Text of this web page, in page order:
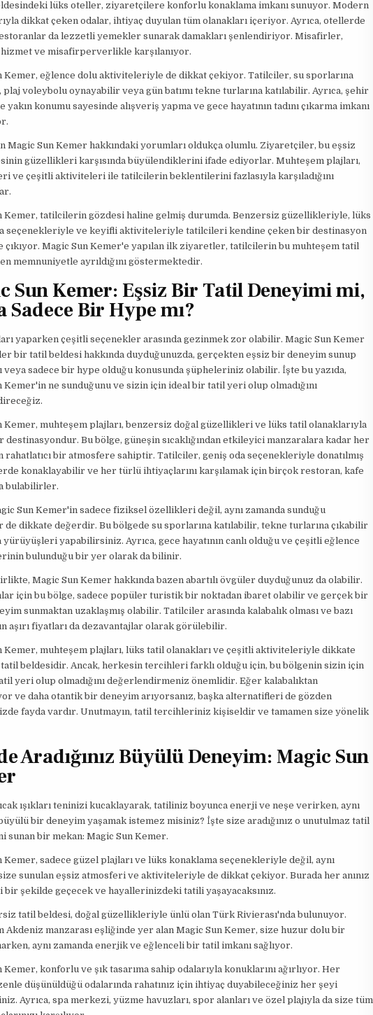
lüks oteller, ziyaretçilere konforlu konaklama imkanı sunuyor. Modern
dikkat çeken odalar, ihtiyaç duyulan tüm olanakları içeriyor. Ayrıca, otellerde
da lezzetli yemekler sunarak damakları şenlendiriyor. Misafirler,
ve misafirperverlikle karşılanıyor.
Kemer, eğlence dolu aktiviteleriyle de dikkat çekiyor. Tatilciler, su sporlarına
plaj voleybolu oynayabilir veya gün batımı tekne turlarına katılabilir. Ayrıca, şehir
konumu sayesinde alışveriş yapma ve gece hayatının tadını çıkarma imkanı
Magic Sun Kemer hakkındaki yorumları oldukça olumlu. Ziyaretçiler, bu eşsiz
güzellikleri karşısında büyülendiklerini ifade ediyorlar. Muhteşem plajları,
ve çeşitli aktiviteleri ile tatilcilerin beklentilerini fazlasıyla karşıladığını
Kemer, tatilcilerin gözdesi haline gelmiş durumda. Benzersiz güzellikleriyle, lüks
seçenekleriyle ve keyifli aktiviteleriyle tatilcileri kendine çeken bir destinasyon
çıkıyor. Magic Sun Kemer'e yapılan ilk ziyaretler, tatilcilerin bu muhteşem tatil
memnuniyetle ayrıldığını göstermektedir.
Sun Kemer: Eşsiz Bir Tatil Deneyimi mi,
Sadece Bir Hype mı?
yaparken çeşitli seçenekler arasında gezinmek zor olabilir. Magic Sun Kemer
bir tatil beldesi hakkında duyduğunuzda, gerçekten eşsiz bir deneyim sunup
veya sadece bir hype olduğu konusunda şüpheleriniz olabilir. İşte bu yazıda,
Kemer'in ne sunduğunu ve sizin için ideal bir tatil yeri olup olmadığını
Kemer, muhteşem plajları, benzersiz doğal güzellikleri ve lüks tatil olanaklarıyla
destinasyondur. Bu bölge, güneşin sıcaklığından etkileyici manzaralara kadar her
rahatlatıcı bir atmosfere sahiptir. Tatilciler, geniş oda seçenekleriyle donatılmış
konaklayabilir ve her türlü ihtiyaçlarını karşılamak için birçok restoran, kafe
bulabilirler.
Sun Kemer'in sadece fiziksel özellikleri değil, aynı zamanda sunduğu
dikkate değerdir. Bu bölgede su sporlarına katılabilir, tekne turlarına çıkabilir
yürüyüşleri yapabilirsiniz. Ayrıca, gece hayatının canlı olduğu ve çeşitli eğlence
bulunduğu bir yer olarak da bilinir.
Magic Sun Kemer hakkında bazen abartılı övgüler duyduğunuz da olabilir.
için bu bölge, sadece popüler turistik bir noktadan ibaret olabilir ve gerçek bir
sunmaktan uzaklaşmış olabilir. Tatilciler arasında kalabalık olması ve bazı
aşırı fiyatları da dezavantajlar olarak görülebilir.
Kemer, muhteşem plajları, lüks tatil olanakları ve çeşitli aktiviteleriyle dikkate
beldesidir. Ancak, herkesin tercihleri farklı olduğu için, bu bölgenin sizin için
yeri olup olmadığını değerlendirmeniz önemlidir. Eğer kalabalıktan
ve daha otantik bir deneyim arıyorsanız, başka alternatifleri de gözden
fayda vardır. Unutmayın, tatil tercihleriniz kişiseldir ve tamamen size yönelik
Aradığınız Büyülü Deneyim: Magic Sun
ışıkları teninizi kucaklayarak, tatiliniz boyunca enerji ve neşe verirken, aynı
bir deneyim yaşamak istemez misiniz? İşte size aradığınız o unutulmaz tatil
sunan bir mekan: Magic Sun Kemer.
Kemer, sadece güzel plajları ve lüks konaklama seçenekleriyle değil, aynı
sunulan eşsiz atmosferi ve aktiviteleriyle de dikkat çekiyor. Burada her anınız
bir şekilde geçecek ve hayallerinizdeki tatili yaşayacaksınız.
tatil beldesi, doğal güzellikleriyle ünlü olan Türk Rivierası'nda bulunuyor.
Akdeniz manzarası eşliğinde yer alan Magic Sun Kemer, size huzur dolu bir
aynı zamanda enerjik ve eğlenceli bir tatil imkanı sağlıyor.
Kemer, konforlu ve şık tasarıma sahip odalarıyla konuklarını ağırlıyor. Her
düşünüldüğü odalarında rahatınız için ihtiyaç duyabileceğiniz her şeyi
Ayrıca, spa merkezi, yüzme havuzları, spor alanları ve özel plajıyla da size tüm